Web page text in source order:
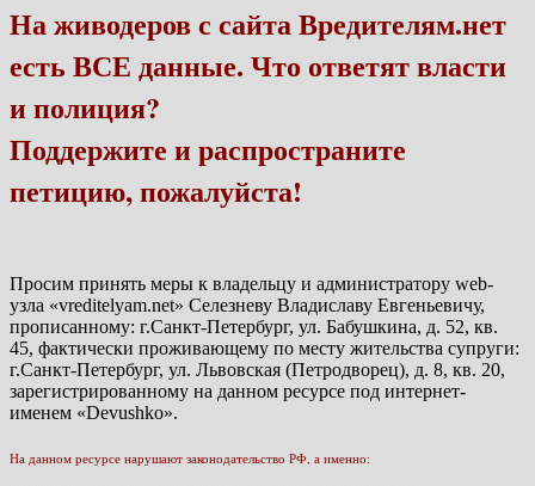
На живодеров с сайта Вредителям.нет
есть ВСЕ данные. Что ответят власти
и полиция?
Поддержите и распространите
петицию, пожалуйста!
Просим принять меры к владельцу и администратору web-
узла «vreditelyam.net» Селезневу Владиславу Евгеньевичу,
прописанному: г.Санкт-Петербург, ул. Бабушкина, д. 52, кв.
45, фактически проживающему по месту жительства супруги:
г.Санкт-Петербург, ул. Львовская (Петродворец), д. 8, кв. 20,
зарегистрированному на данном ресурсе под интернет-
именем «Devushko».
На данном ресурсе нарушают законодательство РФ, а именно: